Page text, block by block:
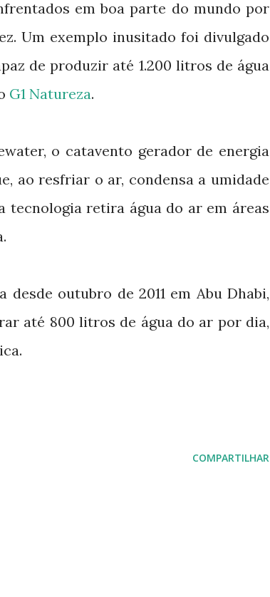
em boa parte do mundo por
Um exemplo inusitado foi divulgado
de produzir até 1.200 litros de água
G1 Natureza.
o catavento gerador de energia
ao resfriar o ar, condensa a umidade
tecnologia retira água do ar em áreas
outubro de 2011 em Abu Dhabi,
até 800 litros de água do ar por dia,
COMPARTILHAR